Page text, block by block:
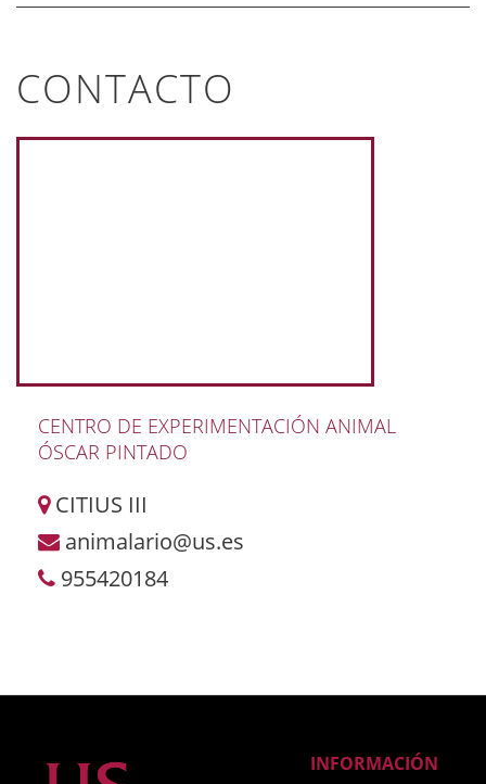
CONTACTO
CENTRO DE EXPERIMENTACIÓN ANIMAL
ÓSCAR PINTADO
CITIUS III
animalario@us.es
955420184
INFORMACIÓN